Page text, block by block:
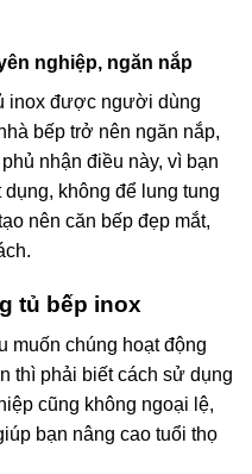
nghiệp, ngăn nắp
inox được người dùng
bếp trở nên ngăn nắp,
nhận điều này, vì bạn
không để lung tung
nên căn bếp đẹp mắt,
tủ bếp inox
muốn chúng hoạt động
thì phải biết cách sử dụng
cũng không ngoại lệ,
bạn nâng cao tuổi thọ